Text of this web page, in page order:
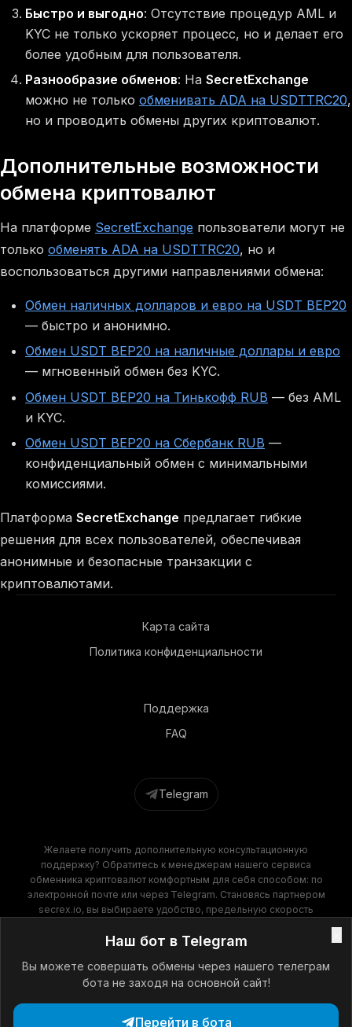
Быстро и выгодно: Отсутствие процедур AML и
KYC не только ускоряет процесс, но и делает его
более удобным для пользователя.
Разнообразие обменов: На SecretExchange
можно не только обменивать ADA на USDTTRC20,
но и проводить обмены других криптовалют.
Дополнительные возможности
обмена криптовалют
На платформе SecretExchange пользователи могут не
только обменять ADA на USDTTRC20, но и
воспользоваться другими направлениями обмена:
Обмен наличных долларов и евро на USDT BEP20
— быстро и анонимно.
Обмен USDT BEP20 на наличные доллары и евро
— мгновенный обмен без KYC.
Обмен USDT BEP20 на Тинькофф RUB — без AML
и KYC.
Обмен USDT BEP20 на Сбербанк RUB —
конфиденциальный обмен с минимальными
комиссиями.
Платформа SecretExchange предлагает гибкие
решения для всех пользователей, обеспечивая
анонимные и безопасные транзакции с
криптовалютами.
Карта сайта
Политика конфиденциальности
Поддержка
FAQ
Telegram
Желаете получить дополнительную консультационную
поддержку? Обратитесь к менеджерам нашего сервиса
обменника криптовалют комфортным для себя способом: по
электронной почте или через Telegram. Становясь партнером
secrex.io, вы выбираете удобство, предельную скорость
гарантирует высокое качество обслуживания на всех этапах
Наш бот в Telegram
Вы можете совершать обмены через нашего телеграм
бота не заходя на основной сайт!
Перейти в бота